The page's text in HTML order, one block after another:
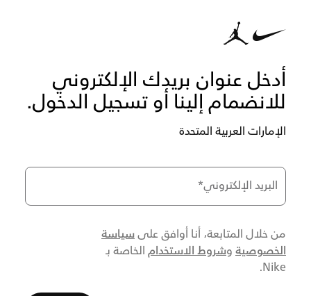
أدخل عنوان بريدك الإلكتروني
للانضمام إلينا أو تسجيل الدخول.
الإمارات العربية المتحدة
البريد الإلكتروني*
من خلال المتابعة، أنا أوافق علىسياسة
الخصوصية وشروط الاستخدام الخاصة بـ
Nike.